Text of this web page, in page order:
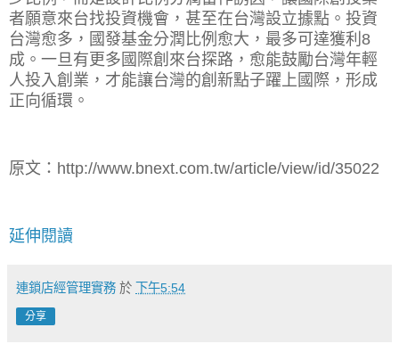
者願意來台找投資機會，甚至在台灣設立據點。投資
台灣愈多，國發基金分潤比例愈大，最多可達獲利8
成。一旦有更多國際創來台探路，愈能鼓勵台灣年輕
人投入創業，才能讓台灣的創新點子躍上國際，形成
正向循環。
原文： http://www.bnext.com.tw/article/view/id/35022
延伸閱讀
連鎖店經管理實務 於 下午5:54
分享